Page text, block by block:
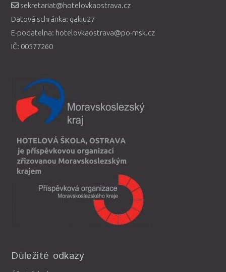
sekretariat@hotelovkaostrava.cz
Datová schránka: gakiu27
E-podatelna: hotelovkaostrava@po-msk.cz
IČ: 00577260
Důležité odkazy